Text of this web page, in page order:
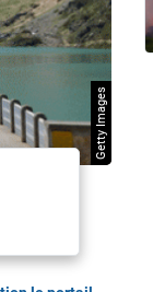
Getty Images